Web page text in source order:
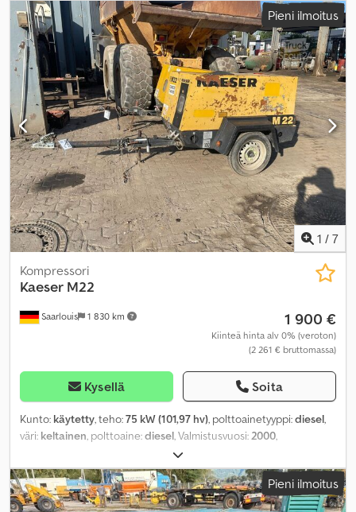
Pieni ilmoitus
1 / 7
Saarlouis 1 830 km
Kompressori
Kaeser M22
1 900 €
Kiinteä hinta alv 0% (veroton)
(2 261 € bruttomassa)
Kysellä Soita
Kunto: käytetty, teho:75 kW (101,97 hv), polttoainetyyppi:diesel,
väri: keltainen, polttoaine:diesel, Valmistusvuosi:2000,
Pieni ilmoitus